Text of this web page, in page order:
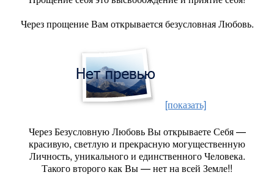
Через прощение Вам открывается безусловная Любовь.
[показать]
Через Безусловную Любовь Вы открываете Себя —
красивую, светлую и прекрасную могущественную
Личность, уникального и единственного Человека.
Такого второго как Вы — нет на всей Земле!!